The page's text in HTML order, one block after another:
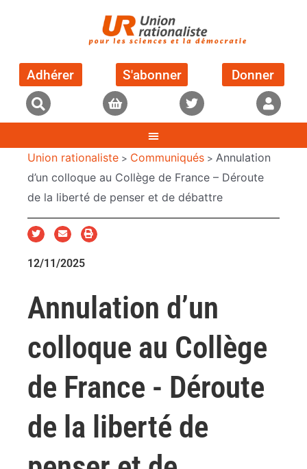
Adhérer S'abonner Donner
Union rationaliste > Communiqués > Annulation
d’un colloque au Collège de France – Déroute
de la liberté de penser et de débattre
12/11/2025
Annulation d’un
colloque au Collège
de France - Déroute
de la liberté de